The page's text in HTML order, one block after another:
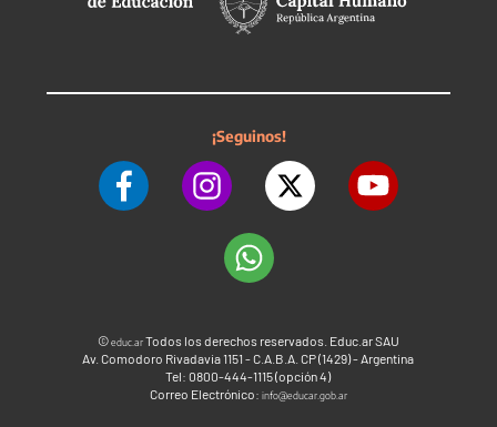
¡Seguinos!
©educ.arTodos los derechos reservados. Educ.ar SAU
Av. Comodoro Rivadavia 1151 - C.A.B.A. CP (1429) - Argentina
Tel: 0800-444-1115 (opción 4)
Correo Electrónico: info@educar.gob.ar